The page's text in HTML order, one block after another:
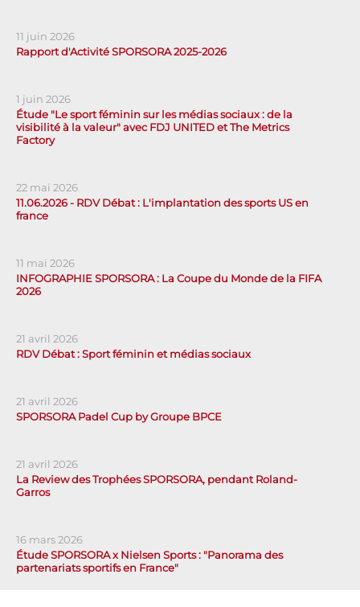
11 juin 2026
Rapport d'Activité SPORSORA 2025-2026
1 juin 2026
Étude "Le sport féminin sur les médias sociaux : de la
visibilité à la valeur" avec FDJ UNITED et The Metrics
Factory
22 mai 2026
11.06.2026 - RDV Débat : L'implantation des sports US en
france
11 mai 2026
INFOGRAPHIE SPORSORA : La Coupe du Monde de la FIFA
2026
21 avril 2026
RDV Débat : Sport féminin et médias sociaux
21 avril 2026
SPORSORA Padel Cup by Groupe BPCE
21 avril 2026
La Review des Trophées SPORSORA, pendant Roland-
Garros
16 mars 2026
Étude SPORSORA x Nielsen Sports : "Panorama des
partenariats sportifs en France"